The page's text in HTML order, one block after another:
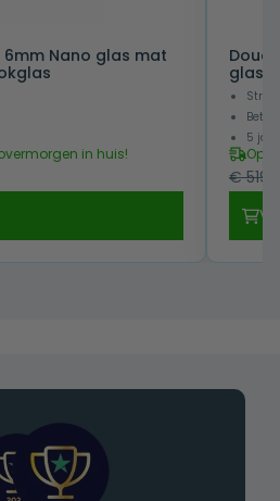
Nano glas mat
in huis!
glas
Strak
5
Op
€